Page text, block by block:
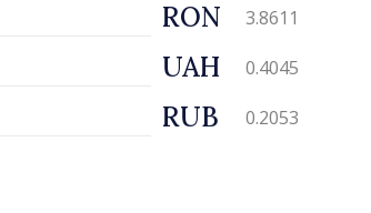
RON 3.8611
UAH 0.4045
RUB 0.2053